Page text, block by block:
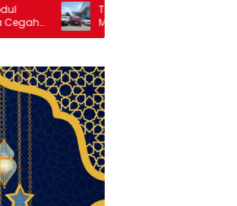
Tingginya Minat Masyarakat
Mobil, Layanan Trade-In Toyota
Kebanjiran Permintaan